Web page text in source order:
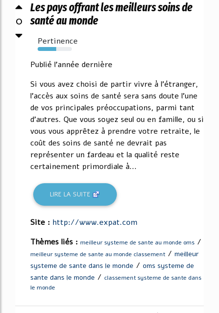
0
Les pays offrant les meilleurs soins de
santé au monde
Pertinence
54%
Publié l'année dernière
Si vous avez choisi de partir vivre à l'étranger,
l'accès aux soins de santé sera sans doute l'une
de vos principales préoccupations, parmi tant
d'autres. Que vous soyez seul ou en famille, ou si
vous vous apprêtez à prendre votre retraite, le
coût des soins de santé ne devrait pas
représenter un fardeau et la qualité reste
certainement primordiale à...
LIRE LA SUITE
Site : http://www.expat.com
Thèmes liés : meilleur systeme de sante au monde oms /
meilleur systeme de sante au monde classement / meilleur
systeme de sante dans le monde / oms systeme de
sante dans le monde / classement systeme de sante dans
le monde